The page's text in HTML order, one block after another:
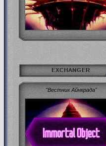
EXCHANGER
"Вестник Айнкрада"